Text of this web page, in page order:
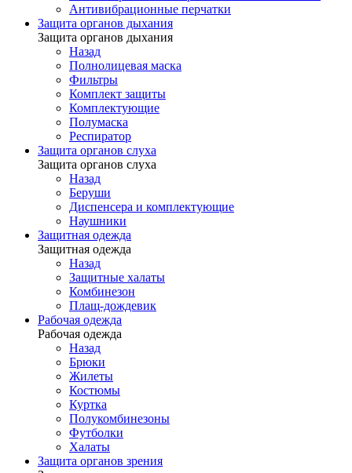
Антивибрационные перчатки
Защита органов дыхания
Защита органов дыхания
Назад
Полнолицевая маска
Фильтры
Комплект защиты
Комплектующие
Полумаска
Респиратор
Защита органов слуха
Защита органов слуха
Назад
Беруши
Диспенсера и комплектующие
Наушники
Защитная одежда
Защитная одежда
Назад
Защитные халаты
Комбинезон
Плащ-дождевик
Рабочая одежда
Рабочая одежда
Назад
Брюки
Жилеты
Костюмы
Куртка
Полукомбинезоны
Футболки
Халаты
Защита органов зрения